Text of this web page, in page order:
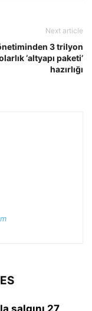
Next article
3 trilyon
‘altyapı paketi’
hazırlığı